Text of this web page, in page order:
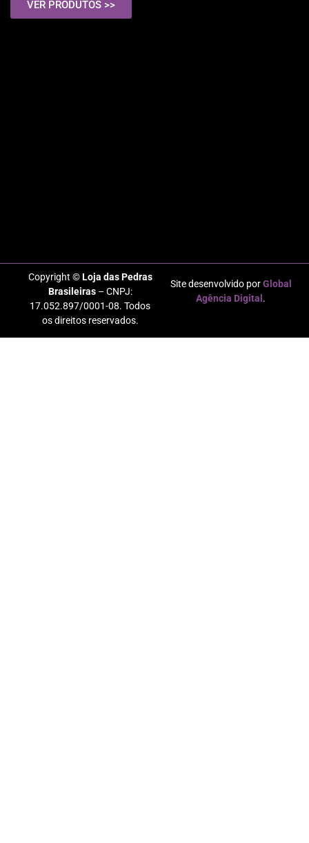
VER PRODUTOS >>
Copyright ©Loja das Pedras
Brasileiras– CNPJ:
17.052.897/0001-08. Todos
os direitos reservados.
Site desenvolvido porGlobal
Agência Digital .